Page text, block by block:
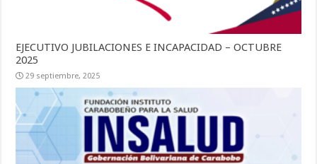
EJECUTIVO JUBILACIONES E INCAPACIDAD – OCTUBRE
2025
29 septiembre, 2025